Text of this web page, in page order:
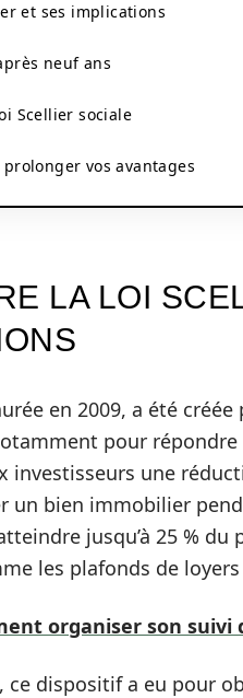
et ses implications
neuf ans
Scellier sociale
vos avantages
LA LOI
en 2009, a été
pour
une
un bien immobilier
jusqu’à 25 %
les plafonds de
organiser son
ce dispositif a eu pour